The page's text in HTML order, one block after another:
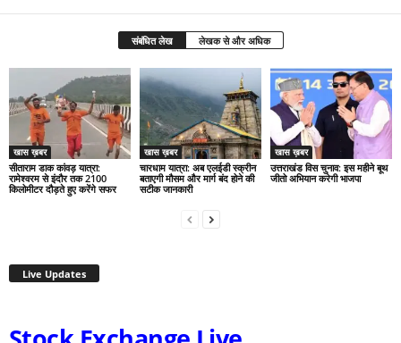
संबंधित लेख लेखक से और अधिक
खास ख़बर
सीताराम डाक कांवड़ यात्रा:
रामेश्वरम से इंदौर तक 2100
किलोमीटर दौड़ते हुए करेंगे सफर
खास ख़बर
चारधाम यात्रा: अब एलईडी स्क्रीन
बताएगी मौसम और मार्ग बंद होने की
सटीक जानकारी
खास ख़बर
उत्तराखंड विस चुनाव: इस महीने बूथ
जीतो अभियान करेगी भाजपा
Live Updates